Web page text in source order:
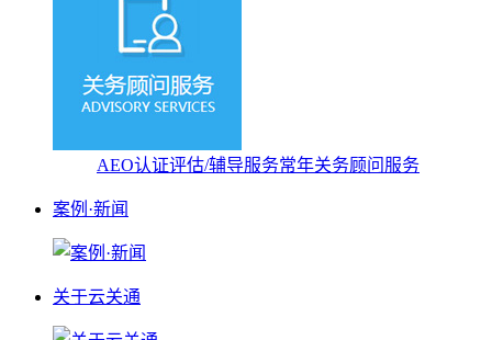
AEO认证评估/辅导服务常年关务顾问服务
案例·新闻
关于云关通